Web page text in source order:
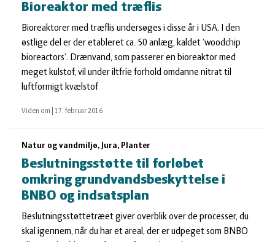
Bioreaktor med træflis
Bioreaktorer med træflis undersøges i disse år i USA. I den
østlige del er der etableret ca. 50 anlæg, kaldet ’woodchip
bioreactors’. Drænvand, som passerer en bioreaktor med
meget kulstof, vil under iltfrie forhold omdanne nitrat til
luftformigt kvælstof
Viden om 17. februar 2016
Natur og vandmiljø, Jura, Planter
Beslutningsstøtte til forløbet
omkring grundvandsbeskyttelse i
BNBO og indsatsplan
Beslutningsstøttetræet giver overblik over de processer, du
skal igennem, når du har et areal, der er udpeget som BNBO